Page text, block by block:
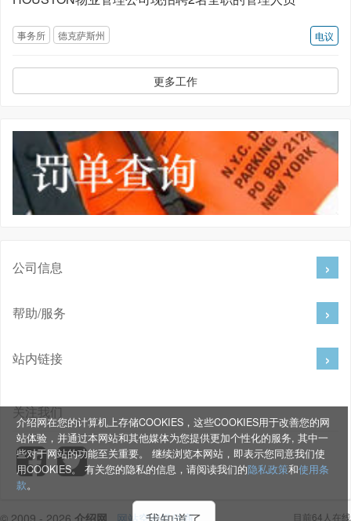
电议
事务所 德克萨斯州
更多工作
介绍网在您的计算机上存储COOKIES，这些COOKIES用于改善您的网
站体验，并通过本网站和其他媒体为您提供更加个性化的服务, 其中一
些对于网站的功能至关重要。 继续浏览本网站，即表示您同意我们使
用COOKIES。 有关您的隐私的信息，请阅读我们的隐私政策和使用条
款。
公司信息
帮助/服务
站内链接
关注我们
© 2009 - 2026 介绍网 网站空间提供商 目前64人在线